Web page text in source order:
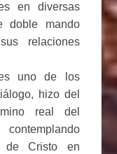
en diversas
doble mando
relaciones
uno de los
hizo del
real del
de Cristo en